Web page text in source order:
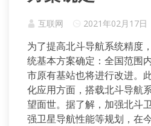
互联网 2021年02月17日
为了提高北斗导航系统精度
统基本方案确定：全国范围
市原有基站也将进行改进。
化应用方面，搭载北斗导航
望面世。据了解，加强北斗
强卫星导航性能等规划，在